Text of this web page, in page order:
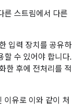
른 스트림에서 다른
입력 장치를 공유하
할 수 있어야 합니다.
한 후에 전처리를 적
이유로 이와 같이 처